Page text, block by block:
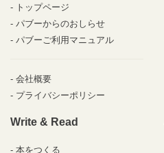
トップページ
パブーからのおしらせ
パブーご利用マニュアル
会社概要
プライバシーポリシー
Write & Read
本をつくる